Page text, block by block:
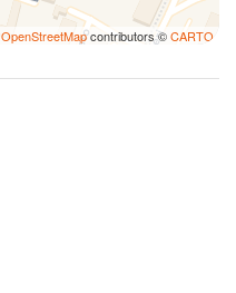
OpenStreetMapcontributors ©CARTO